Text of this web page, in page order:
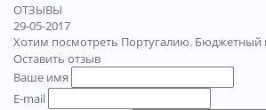
ОТЗЫВЫ
29-05-2017
Хотим посмотреть Португалию. Бюджетный
Оставить отзыв
Ваше имя
E-mail